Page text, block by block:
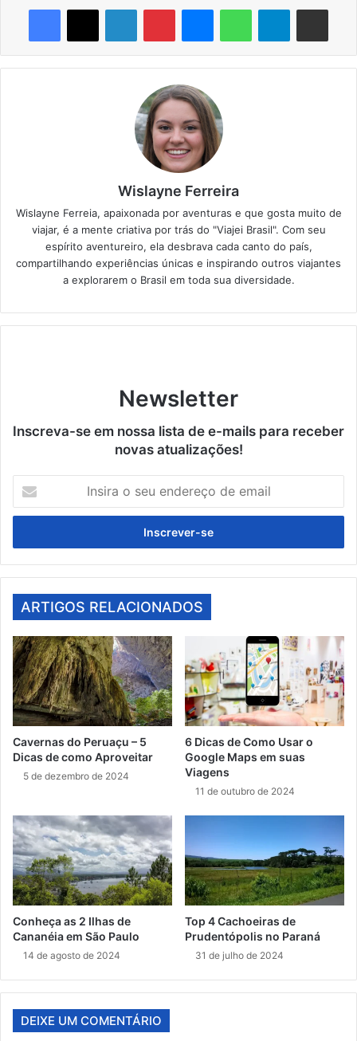
Facebook
X LinkedinPinterestMessengerWhatsAppTelegramCompartilhar via e-mail
Wislayne Ferreira
Wislayne Ferreia, apaixonada por aventuras e que gosta muito de
viajar, é a mente criativa por trás do "Viajei Brasil". Com seu
espírito aventureiro, ela desbrava cada canto do país,
compartilhando experiências únicas e inspirando outros viajantes
a explorarem o Brasil em toda sua diversidade.
Newsletter
Inscreva-se em nossa lista de e-mails para receber
novas atualizações!
seu
de
email
ARTIGOS RELACIONADOS
Cavernas do Peruaçu – 5
Dicas de como Aproveitar
5 de dezembro de 2024
6 Dicas de Como Usar o
Google Maps em suas
Viagens
11 de outubro de 2024
Conheça as 2 Ilhas de
Cananéia em São Paulo
14 de agosto de 2024
Top 4 Cachoeiras de
Prudentópolis no Paraná
31 de julho de 2024
DEIXE UM COMENTÁRIO